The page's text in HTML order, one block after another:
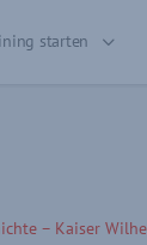
starten
– Kaiser